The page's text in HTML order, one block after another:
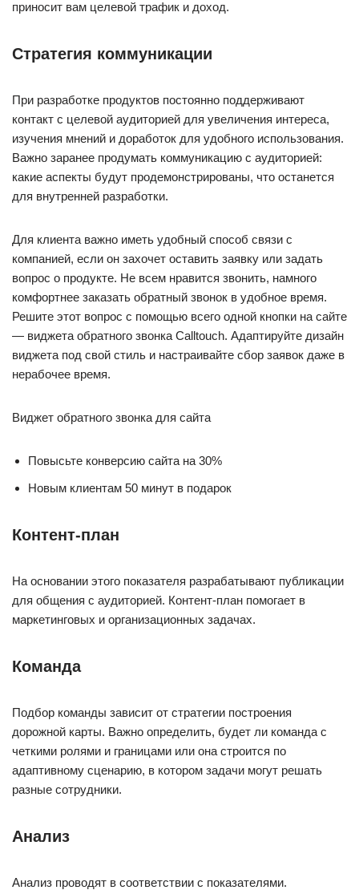
приносит вам целевой трафик и доход.
Стратегия коммуникации
При разработке продуктов постоянно поддерживают
контакт с целевой аудиторией для увеличения интереса,
изучения мнений и доработок для удобного использования.
Важно заранее продумать коммуникацию с аудиторией:
какие аспекты будут продемонстрированы, что останется
для внутренней разработки.
Для клиента важно иметь удобный способ связи с
компанией, если он захочет оставить заявку или задать
вопрос о продукте. Не всем нравится звонить, намного
комфортнее заказать обратный звонок в удобное время.
Решите этот вопрос с помощью всего одной кнопки на сайте
— виджета обратного звонка Calltouch. Адаптируйте дизайн
виджета под свой стиль и настраивайте сбор заявок даже в
нерабочее время.
Виджет обратного звонка для сайта
Повысьте конверсию сайта на 30%
Новым клиентам 50 минут в подарок
Контент-план
На основании этого показателя разрабатывают публикации
для общения с аудиторией. Контент-план помогает в
маркетинговых и организационных задачах.
Команда
Подбор команды зависит от стратегии построения
дорожной карты. Важно определить, будет ли команда с
четкими ролями и границами или она строится по
адаптивному сценарию, в котором задачи могут решать
разные сотрудники.
Анализ
Анализ проводят в соответствии с показателями.